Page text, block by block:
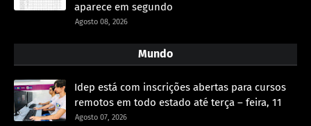
aparece em segundo
Agosto 08, 2026
Mundo
Idep está com inscrições abertas para cursos
remotos em todo estado até terça – feira, 11
Agosto 07, 2026